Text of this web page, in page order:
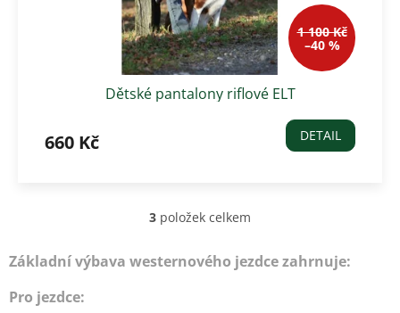
1 100 Kč
–40 %
Dětské pantalony riflové ELT
660 Kč DETAIL
O
l
3 položek celkem
Základní výbava westernového jezdce zahrnuje:
Pro jezdce: